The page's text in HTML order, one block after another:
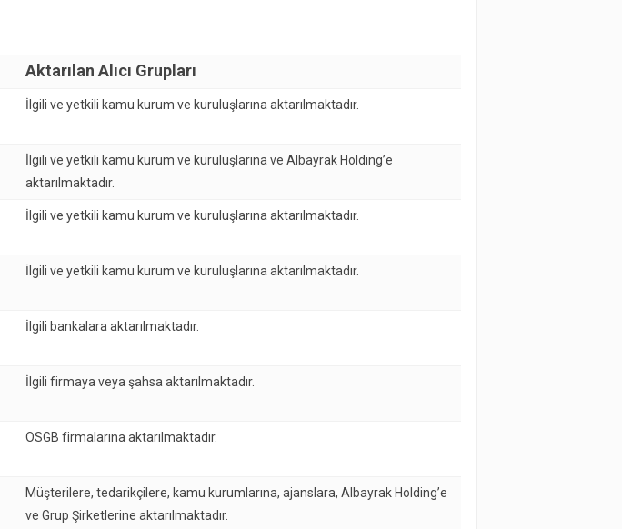
Aktarılan Alıcı Grupları
İlgili ve yetkili kamu kurum ve kuruluşlarına aktarılmaktadır.
İlgili ve yetkili kamu kurum ve kuruluşlarına ve Albayrak Holding’e
aktarılmaktadır.
İlgili ve yetkili kamu kurum ve kuruluşlarına aktarılmaktadır.
İlgili ve yetkili kamu kurum ve kuruluşlarına aktarılmaktadır.
İlgili bankalara aktarılmaktadır.
İlgili firmaya veya şahsa aktarılmaktadır.
OSGB firmalarına aktarılmaktadır.
Müşterilere, tedarikçilere, kamu kurumlarına, ajanslara, Albayrak Holding’e
ve Grup Şirketlerine aktarılmaktadır.